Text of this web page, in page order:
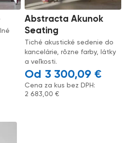
Abstracta Akunok
Seating
Tiché akustické sedenie do
kancelárie, rôzne farby, látky
a veľkosti.
3 300,09 €
Cena za kus bez DPH:
2 683,00€